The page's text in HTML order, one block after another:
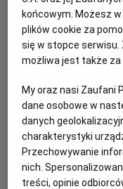
Każde miasto
KONKURS!
końcowym. Możesz
plików cookie za
się w stopce serwisu.
możliwa jest także za
My oraz nasi Zaufani
dane osobowe w
danych
charakterystyki
Przechowywanie
nich.
treści, opinie